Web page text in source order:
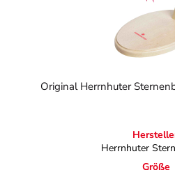
Original Herrnhuter
Herrnhuter
Größe